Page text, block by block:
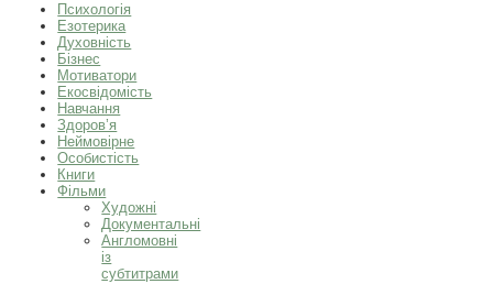
Психологія
Езотерика
Духовність
Бізнес
Мотиватори
Екосвідомість
Навчання
Здоров’я
Неймовірне
Особистість
Книги
Фільми
Художні
Документальні
Англомовні
із
субтитрами